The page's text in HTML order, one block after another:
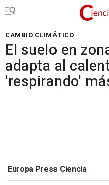
CAMBIO CLIMÁTICO
El suelo en
adapta al
'respirando'
Europa Press Ciencia